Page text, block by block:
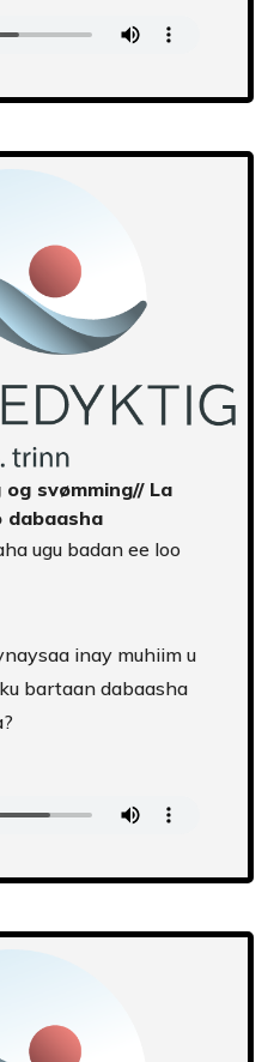
svømming// La
dabaasha
ugu badan ee loo
inay muhiim u
bartaan dabaasha